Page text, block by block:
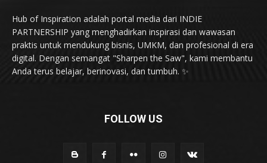
Hub of Inspiration adalah portal media dari INDIE
PARTNERSHIP yang menghadirkan inspirasi dan wawasan
praktis untuk mendukung bisnis, UMKM, dan profesional di era
digital. Dengan semangat "Sharpen the Saw", kami membantu
Anda terus belajar, berinovasi, dan tumbuh. ✨
FOLLOW US